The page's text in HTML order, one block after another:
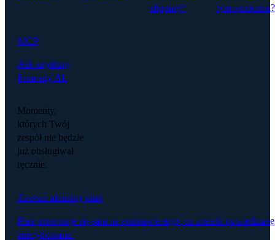
slipping?
tym spotkaniu?
MCP
Ask anything
from any AI.
Momenty,
których Twój
zespół nie będzie
już obsługiwał
ręcznie.
Zawsze aktualny plan
Plan przepisuje się sam na podstawie tego, co zostało
zdecydowane.